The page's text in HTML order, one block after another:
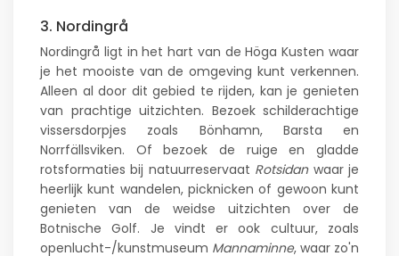
3. Nordingrå
Nordingrå ligt in het hart van de Höga Kusten waar
je het mooiste van de omgeving kunt verkennen.
Alleen al door dit gebied te rijden, kan je genieten
van prachtige uitzichten. Bezoek schilderachtige
vissersdorpjes zoals Bönhamn, Barsta en
Norrfällsviken. Of bezoek de ruige en gladde
rotsformaties bij natuurreservaat Rotsidan waar je
heerlijk kunt wandelen, picknicken of gewoon kunt
genieten van de weidse uitzichten over de
Botnische Golf. Je vindt er ook cultuur, zoals
openlucht-/kunstmuseum Mannaminne, waar zo'n